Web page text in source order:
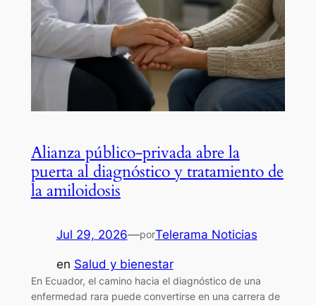
Alianza público-privada abre la
puerta al diagnóstico y tratamiento de
la amiloidosis
Jul 29, 2026—porTelerama Noticias
en Salud y bienestar
En Ecuador, el camino hacia el diagnóstico de una
enfermedad rara puede convertirse en una carrera de